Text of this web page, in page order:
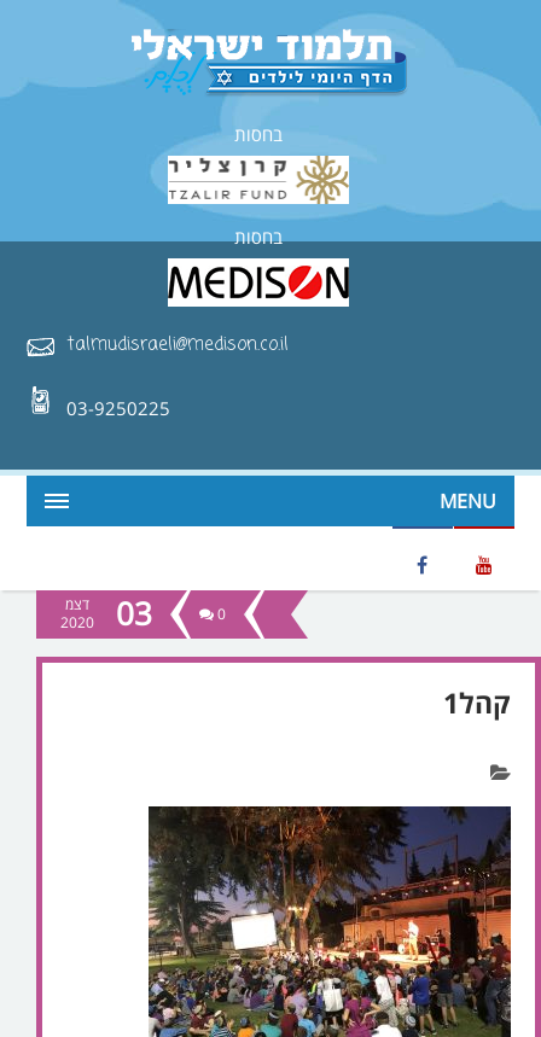
בחסות
בחסות
talmudisraeli@medison.co.il
03-9250225
MENU
03
דצמ
2020
0
קהל1